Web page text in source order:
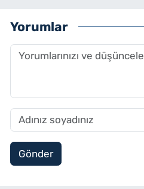
Yorumlar
Gönder